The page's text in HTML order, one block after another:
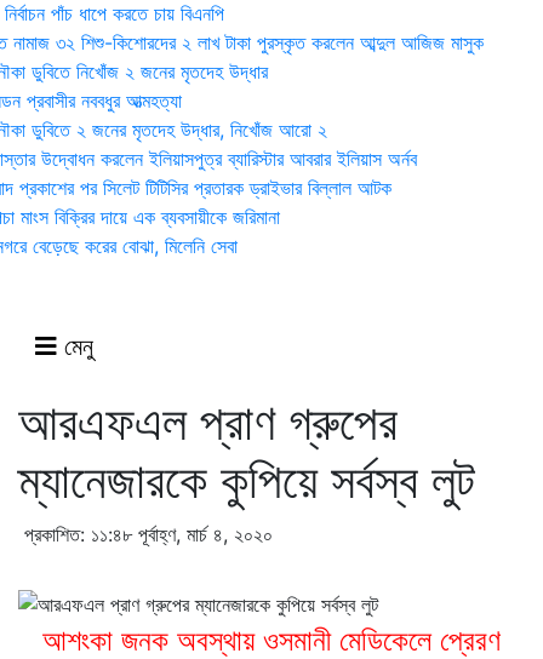
পাঁচ ধাপে করতে চায় বিএনপি
নামাজ ৩২ শিশু-কিশোরদের ২ লাখ টাকা পুরস্কৃত করলেন আব্দুল আজিজ মাসুক
ডুবিতে নিখোঁজ ২ জনের মৃতদেহ উদ্ধার
প্রবাসীর নববধুর আত্মহত্যা
ডুবিতে ২ জনের মৃতদেহ উদ্ধার, নিখোঁজ আরো ২
উদ্বোধন করলেন ইলিয়াসপুত্র ব্যারিস্টার আবরার ইলিয়াস অর্নব
প্রকাশের পর সিলেট টিটিসির প্রতারক ড্রাইভার বিল্লাল আটক
মাংস বিক্রির দায়ে এক ব্যবসায়ীকে জরিমানা
বেড়েছে করের বোঝা, মিলেনি সেবা
মেনু
আরএফএল প্রাণ গ্রুপের
ম্যানেজারকে কুপিয়ে সর্বস্ব লুট
প্রকাশিত: ১১:৪৮ পূর্বাহ্ণ, মার্চ ৪, ২০২০
আশংকা জনক অবস্থায় ওসমানী মেডিকেলে প্রেরণ